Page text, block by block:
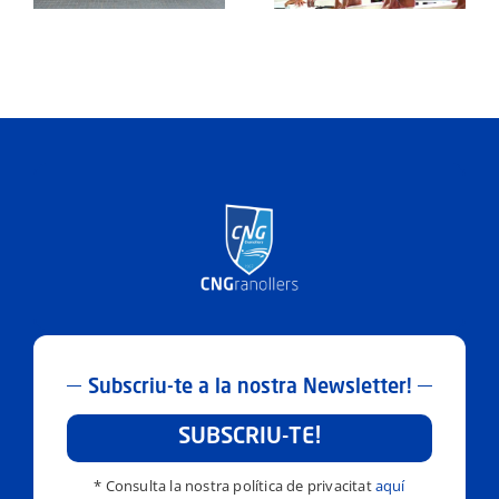
piscines
Subscriu-te a la nostra Newsletter!
SUBSCRIU-TE!
* Consulta la nostra política de privacitataquí